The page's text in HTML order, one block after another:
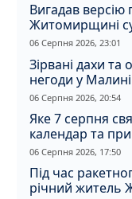
Вигадав
Житомирщині
вбивство
06 Серпня 2026, 23:01
Зірвані дахи та
негоди у Малині
06 Серпня 2026, 20:54
Яке 7 серпня
календар та
06 Серпня 2026, 17:50
Під час
річний